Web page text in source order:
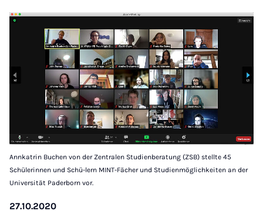
Annkatrin Buchen von der Zentralen Studienberatung (ZSB) stellte 45
Schülerinnen und Schü-lern MINT-Fächer und Studienmöglichkeiten an der
Universität Paderborn vor.
27.10.2020